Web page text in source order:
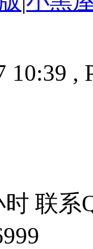
10:39 ,
时 联系